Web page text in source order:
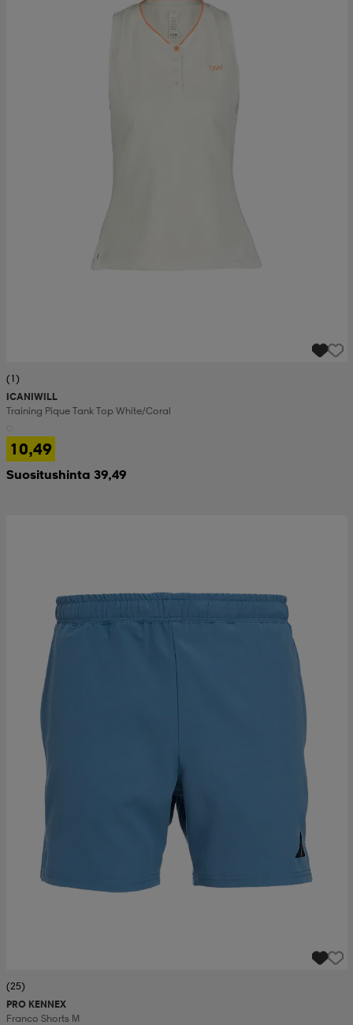
(1)
ICANIWILL
Training Pique Tank Top White/coral
10,49
Suositushinta 39,49
(25)
PRO KENNEX
Franco Shorts M